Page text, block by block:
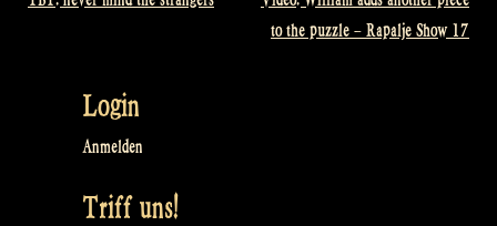
Beitragsnavigation
to the puzzle – Rapalje Show 17
Login
Anmelden
Triff uns!